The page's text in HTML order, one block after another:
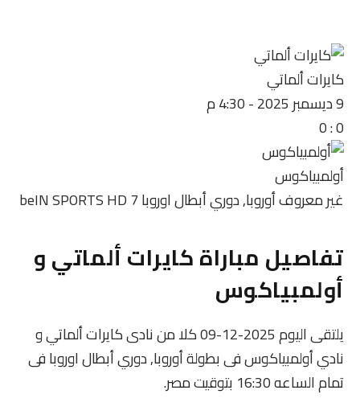
كايرات ألماتي
9 ديسمبر 2025
-4:30 م
0
:
0
أولمبياكوس
غير معروفأوروبا, دوري أبطال اوروباbeIN SPORTS HD 7
تفاصيل مباراة كايرات ألماتي و
أولمبياكوس
يلتقى اليوم 2025-12-09 كلا من نادى كايرات ألماتي و
نادي أولمبياكوس فى بطولة أوروبا, دوري أبطال اوروبا فى
تمام الساعه 16:30 بتوقيت مصر.